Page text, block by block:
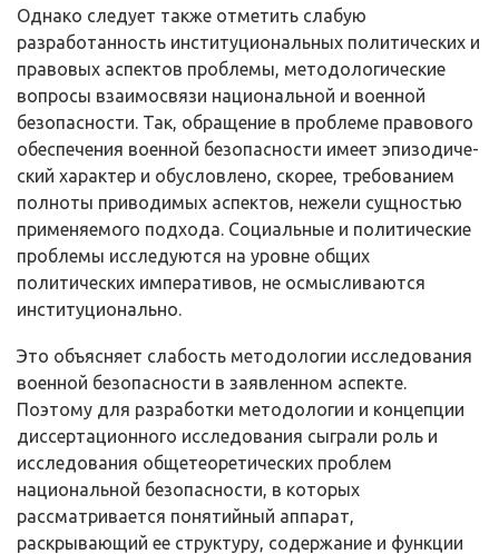
Однако следует также отметить слабую
разработанность институцио­нальных политических и
правовых аспектов проблемы, методологические
вопросы взаимосвязи национальной и военной
безопасности. Так, обращение в проблеме правового
обеспечения военной безопасности имеет эпизодиче­
ский характер и обусловлено, скорее, требованием
полноты приводимых ас­пектов, нежели сущностью
применяемого подхода. Социальные и политиче­ские
проблемы исследуются на уровне общих
политических императивов, не осмысливаются
институционально.
Это объясняет слабость методологии исследования
военной безопасно­сти в заявленном аспекте.
Поэтому для разработки методологии и концепции
диссертационного исследования сыграли роль и
исследования общетеорети­ческих проблем
национальной безопасности, в которых
рассматривается по­нятийный аппарат,
раскрывающий ее структуру, содержание и функции